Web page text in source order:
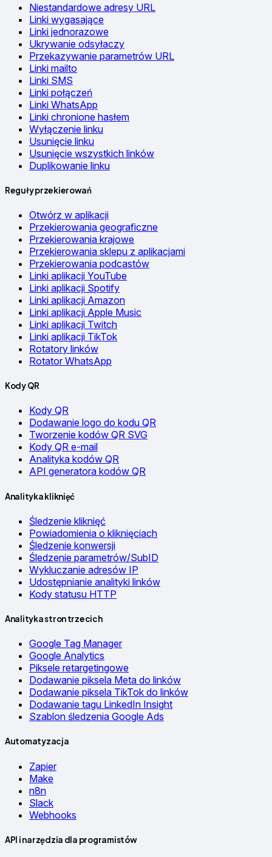
Niestandardowe adresy URL
Linki wygasające
Linki jednorazowe
Ukrywanie odsyłaczy
Przekazywanie parametrów URL
Linki mailto
Linki SMS
Linki połączeń
Linki WhatsApp
Linki chronione hasłem
Wyłączenie linku
Usunięcie linku
Usunięcie wszystkich linków
Duplikowanie linku
Reguły przekierowań
Otwórz w aplikacji
Przekierowania geograficzne
Przekierowania krajowe
Przekierowania sklepu z aplikacjami
Przekierowania podcastów
Linki aplikacji YouTube
Linki aplikacji Spotify
Linki aplikacji Amazon
Linki aplikacji Apple Music
Linki aplikacji Twitch
Linki aplikacji TikTok
Rotatory linków
Rotator WhatsApp
Kody QR
Kody QR
Dodawanie logo do kodu QR
Tworzenie kodów QR SVG
Kody QR e-mail
Analityka kodów QR
API generatora kodów QR
Analityka kliknięć
Śledzenie kliknięć
Powiadomienia o kliknięciach
Śledzenie konwersji
Śledzenie parametrów/SubID
Wykluczanie adresów IP
Udostępnianie analityki linków
Kody statusu HTTP
Analityka stron trzecich
Google Tag Manager
Google Analytics
Piksele retargetingowe
Dodawanie piksela Meta do linków
Dodawanie piksela TikTok do linków
Dodawanie tagu LinkedIn Insight
Szablon śledzenia Google Ads
Automatyzacja
Zapier
Make
n8n
Slack
Webhooks
API i narzędzia dla programistów